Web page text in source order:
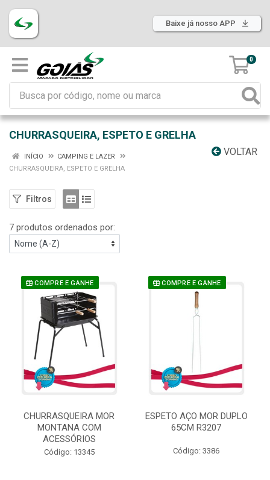
Baixe já nosso APP
0
CHURRASQUEIRA, ESPETO E GRELHA
VOLTAR
INÍCIO
CAMPING E LAZER
CHURRASQUEIRA, ESPETO E GRELHA
Filtros
7 produtos ordenados por:
COMPRE E GANHE
CHURRASQUEIRA MOR
MONTANA COM
ACESSÓRIOS
Código: 13345
COMPRE E GANHE
ESPETO AÇO MOR DUPLO
65CM R3207
Código: 3386